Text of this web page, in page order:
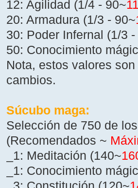
12: Agilidad (1/4 - 90~
20: Armadura (1/3 - 90~
30: Poder Infernal (1/3
50: Conocimiento
Nota, estos valores
cambios.
Súcubo maga:
Selección de 750 de
(Recomendados ~
_1: Meditación (140~
_1: Conocimiento